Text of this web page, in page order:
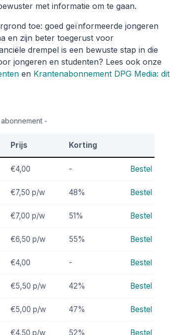
met informatie om te gaan.
toe: goed geïnformeerde jongeren
en zijn beter toegerust voor
drempel is een bewuste stap in die
jongeren en studenten? Lees ook onze
en Krantenabonnement DPG Media: dit
-
Prijs Korting
€4,00 - Bestel
€7,50 p/w 48% Bestel
€7,00 p/w 51% Bestel
€6,50 p/w 55% Bestel
€4,00 - Bestel
€5,50 p/w 42% Bestel
€5,00 p/w 47% Bestel
€4,50 p/w 52% Bestel